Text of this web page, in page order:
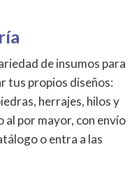
de insumos para
tus propios diseños:
herrajes, hilos y
al por mayor, con envío
o entra a las